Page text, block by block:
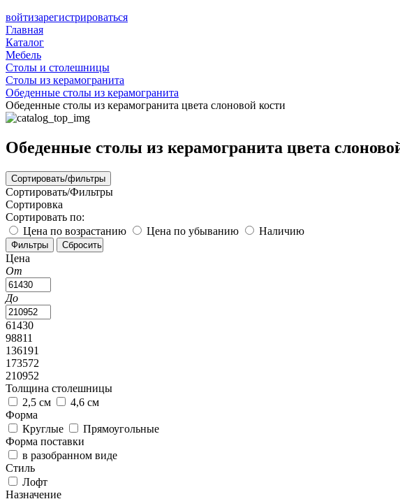
войтизарегистрироваться
Главная
Каталог
Мебель
Столы и столешницы
Столы из керамогранита
Обеденные столы из керамогранита
Обеденные столы из керамогранита цвета слоновой кости
Обеденные столы из керамогранита цвета
Сортировать/фильтры
Сортировать/Фильтры
Сортировка
Сортировать по:
Цена по возрастанию
Цена по убыванию Наличию
Цена
От
До
61430
98811
136191
173572
210952
Толщина столешницы
2,5 см
4,6 см
Форма
Круглые
Прямоугольные
Форма поставки
в разобранном виде
Стиль
Лофт
Назначение